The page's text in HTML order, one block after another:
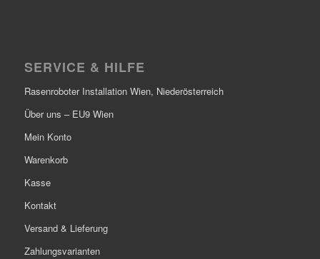
SERVICE & HILFE
Rasenroboter Installation Wien, Niederösterreich
Über uns – EU9 Wien
Mein Konto
Warenkorb
Kasse
Kontakt
Versand & Lieferung
Zahlungsvarianten